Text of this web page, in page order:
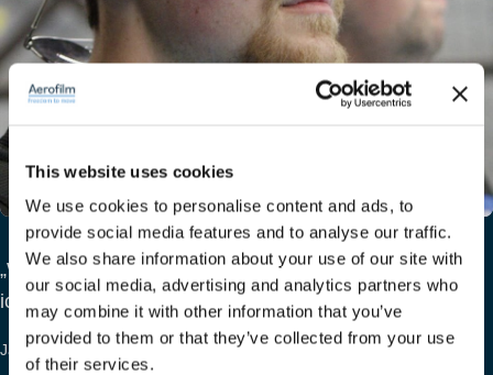
This website uses cookies
We use cookies to personalise content and ads, to
provide social media features and to analyse our traffic.
We also share information about your use of our site with
our social media, advertising and analytics partners who
may combine it with other information that you’ve
provided to them or that they’ve collected from your use
of their services.
„Wenn ich am Ende des Tages ein Ergebnis sehe, bin
ich zufrieden. Wenn nicht, bin ich schnell fertig.“
Jacco– Allround-Luftkissen-Produktionsspezialist